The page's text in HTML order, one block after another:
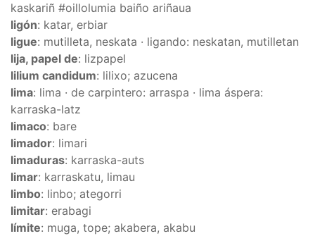
kaskariñ #oillolumia baiño ariñaua
ligón: katar, erbiar
ligue: mutilleta, neskata · ligando: neskatan, mutilletan
lija, papel de: lizpapel
lilium candidum: lilixo; azucena
lima: lima · de carpintero: arraspa · lima áspera:
karraska-latz
limaco: bare
limador: limari
limaduras: karraska-auts
limar: karraskatu, limau
limbo: linbo; ategorri
limitar: erabagi
límite: muga, tope; akabera, akabu